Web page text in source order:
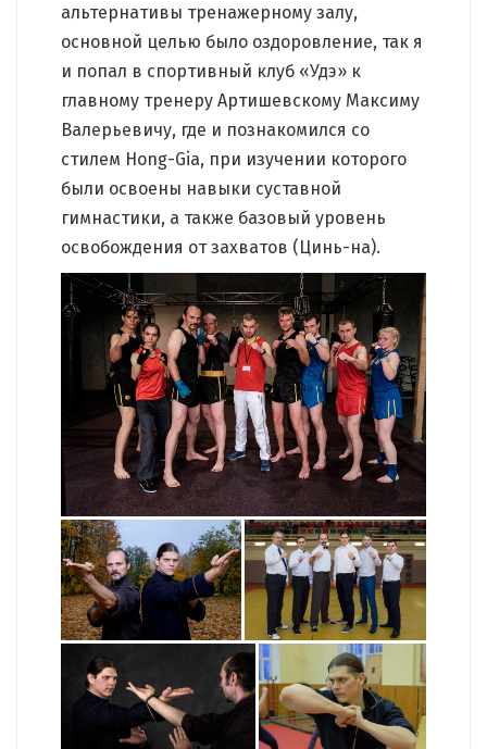
альтернативы тренажерному залу,
основной целью было оздоровление, так я
и попал в спортивный клуб «Удэ» к
главному тренеру Артишевскому Максиму
Валерьевичу, где и познакомился со
стилем Hong-Gia, при изучении которого
были освоены навыки суставной
гимнастики, а также базовый уровень
освобождения от захватов (Цинь-на).